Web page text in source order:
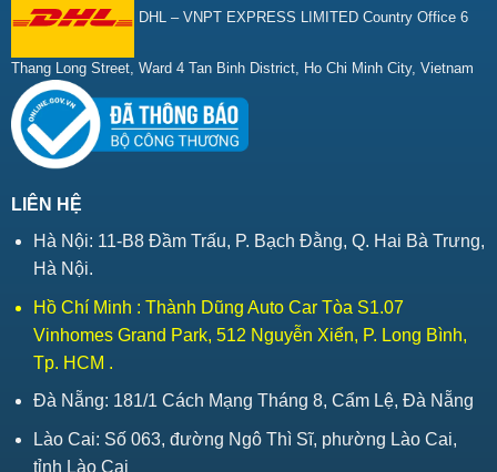
DHL – VNPT EXPRESS LIMITED Country Office 6
Thang Long Street, Ward 4 Tan Binh District, Ho Chi Minh City, Vietnam
LIÊN HỆ
Hà Nội: 11-B8 Đầm Trấu, P. Bạch Đằng, Q. Hai Bà Trưng,
Hà Nội.
Hồ Chí Minh : Thành Dũng Auto Car Tòa S1.07
Vinhomes Grand Park, 512 Nguyễn Xiển, P. Long Bình,
Tp. HCM .
Đà Nẵng: 181/1 Cách Mạng Tháng 8, Cẩm Lệ, Đà Nẵng
Lào Cai: Số 063, đường Ngô Thì Sĩ, phường Lào Cai,
tỉnh Lào Cai